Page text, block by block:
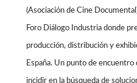
(Asociación de Cine
Foro Diálogo Industria donde
producción, distribución y
España. Un punto de
incidir en la búsqueda de